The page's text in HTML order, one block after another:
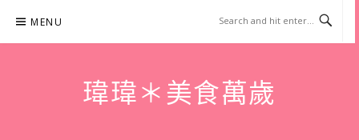
content
MENU
瑋瑋＊美食萬歲